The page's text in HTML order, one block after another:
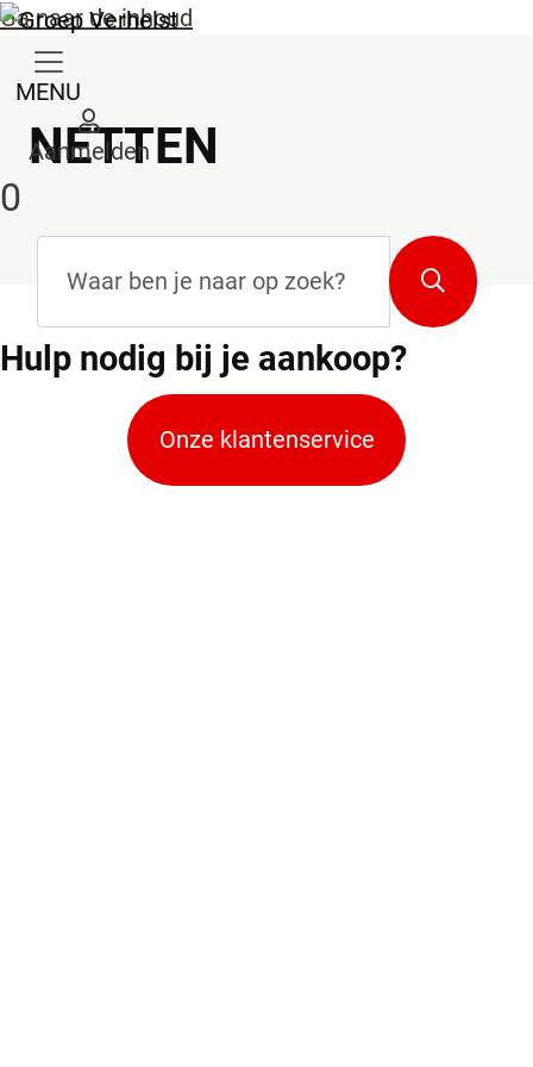
Ga naar de inhoud
MENU
Aanmelden
0
Zoeken
NETTEN
Hulp nodig bij je aankoop?
Onze klantenservice